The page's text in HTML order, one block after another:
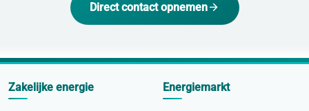
Direct contact opnemen
Zakelijke energie Energiemarkt